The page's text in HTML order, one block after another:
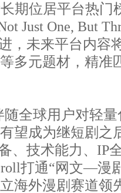
期位居平台热门
Just One, But
，未来平台内容
多元题材，精准
随全球用户对轻
望成为继短剧之
、技术能力、IP
打通“网文—漫
海外漫剧赛道领